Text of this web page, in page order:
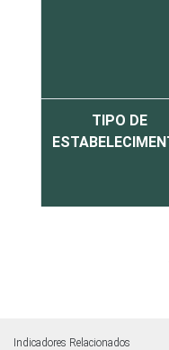
TIPO DE
Indicadores Relacionados